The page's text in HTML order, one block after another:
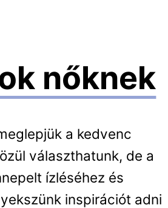
nőknek
a kedvenc
választhatunk, de a
ízléséhez és
inspirációt adni